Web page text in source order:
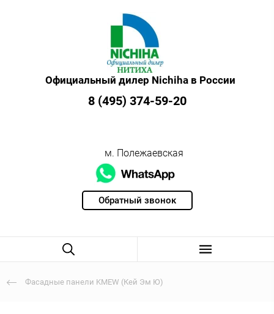
Обратный звонок
Официальный дилер Nichiha в России
8 (495) 374-59-20
м. Полежаевская
Фасадные панели KMEW (Кей Эм Ю)